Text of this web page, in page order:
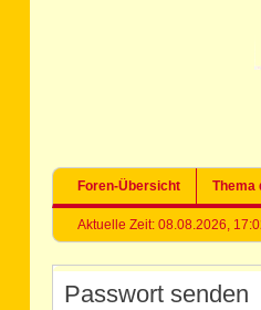
Foren-Übersicht Thema
Aktuelle Zeit: 08.08.2026,
Passwort senden